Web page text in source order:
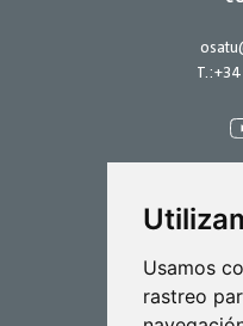
Usamos
rastreo
T.: